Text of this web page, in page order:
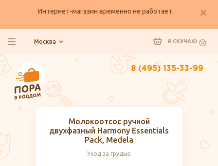
Интернет-магазин временно не работает.
Москва Я СКУЧАЮ
8 (495) 135-33-99
Молокоотсос ручной
двухфазный Harmony Essentials
Pack, Medela
Уход за грудью